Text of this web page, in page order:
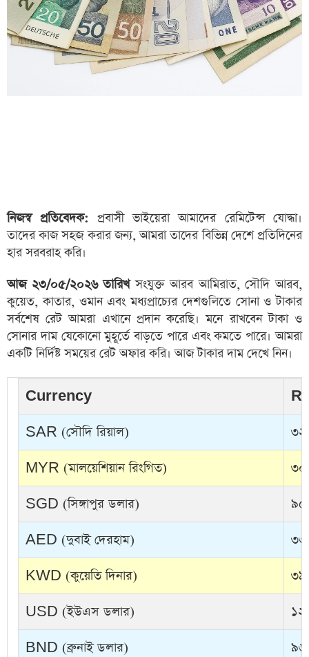
নিজস্ব প্রতিবেদক: প্রবাসী ভাইয়েরা আমাদের রেমিটেন্স যোদ্ধা।
তাদের কাজ সহজ করার জন্য, আমরা তাদের বিভিন্ন দেশে প্রতিদিনের
হার সরবরাহ করি।
আজ ২৩/০৫/২০২৬ তারিখসংযুক্ত আরব আমিরাত, সৌদি আরব,
কুয়েত, কাতার, ওমান এবং মধ্যপ্রাচ্যের দেশগুলিতে সোনা ও টাকার
সর্বশেষ রেট আমরা এখানে প্রদান করেছি। মনে রাখবেন টাকা ও
সোনার দাম যেকোনো মুহূর্তে বাড়তে পারে এবং কমতে পারে। আমরা
একটি নির্দিষ্ট সময়ের রেট অফার করি। আজ টাকার দাম দেখে নিন।
Currency
SAR (সৌদি রিয়াল)
MYR (মালয়েশিয়ান রিংগিত)
SGD (সিঙ্গাপুর ডলার)
AED (দুবাই দেরহাম)
KWD (কুয়েতি দিনার)
USD (ইউএস ডলার)
BND (ব্রুনাই ডলার)